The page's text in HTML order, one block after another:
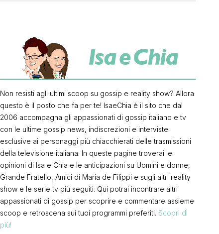
Non resisti agli ultimi scoop su gossip e reality show? Allora
questo è il posto che fa per te! IsaeChia è il sito che dal
2006 accompagna gli appassionati di gossip italiano e tv
con le ultime gossip news, indiscrezioni e interviste
esclusive ai personaggi più chiacchierati delle trasmissioni
della televisione italiana. In queste pagine troverai le
opinioni di Isa e Chia e le anticipazioni su Uomini e donne,
Grande Fratello, Amici di Maria de Filippi e sugli altri reality
show e le serie tv più seguiti. Qui potrai incontrare altri
appassionati di gossip per scoprire e commentare assieme
scoop e retroscena sui tuoi programmi preferiti. Scopri di
più!